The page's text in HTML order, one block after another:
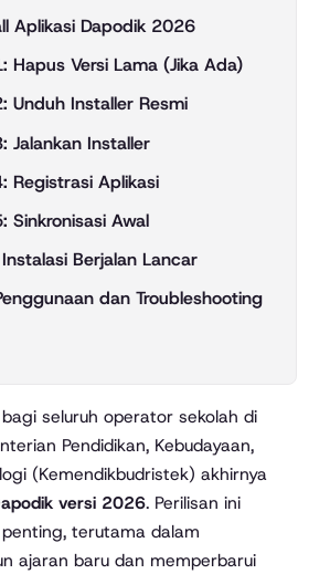
Aplikasi Dapodik 2026
Hapus Versi Lama (Jika Ada)
Unduh Installer Resmi
Jalankan Installer
Registrasi Aplikasi
Sinkronisasi Awal
Berjalan Lancar
dan Troubleshooting
Pendidikan, Kebudayaan,
(Kemendikbudristek) akhirnya
versi 2026. Perilisan ini
terutama dalam
ajaran baru dan memperbarui